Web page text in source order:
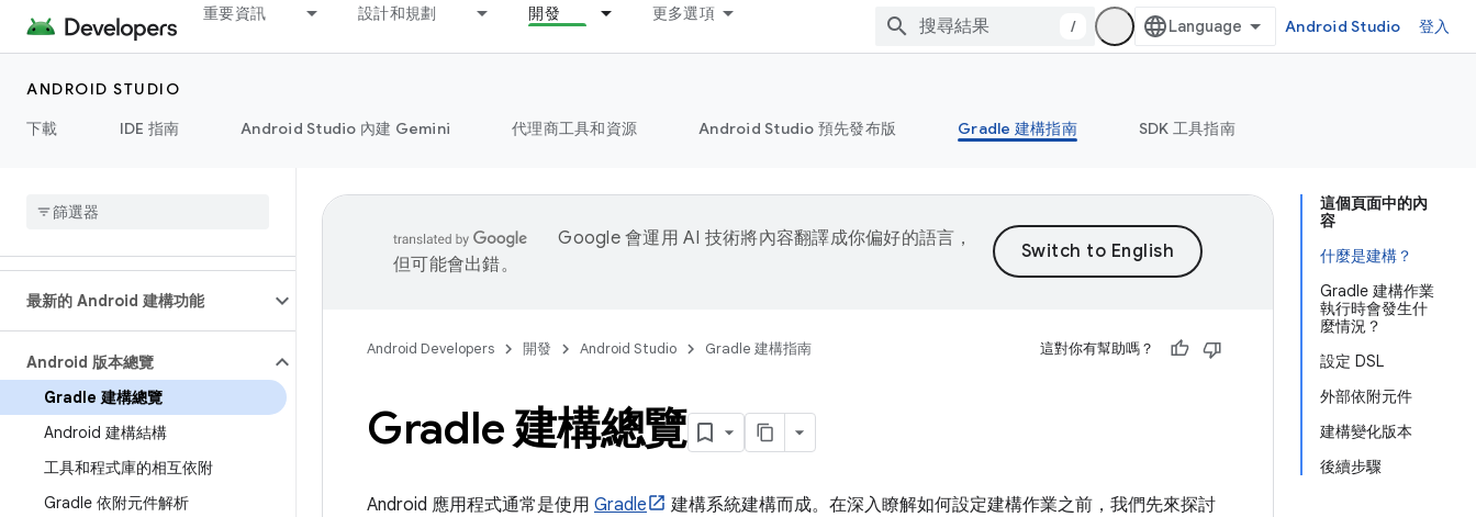
重要資訊 設計和規劃 開發 更多選項
/ Android Studio 登入
ANDROID STUDIO
下載
IDE 指南 Android Studio 內建 Gemini 代理商工具和資源 Android Studio 預先發布版 Gradle 建構指南 SDK 工具指南
最新的 Android 建構功能
Android 版本總覽
Gradle 建構總覽
Android 建構結構
工具和程式庫的相互依附
Gradle 依附元件解析
這個頁面中的內
容
什麼是建構？
Gradle 建構作業
執行時會發生什
麼情況？
設定 DSL
外部依附元件
建構變化版本
後續步驟
Google 會運用 AI 技術將內容翻譯成你偏好的語言，
但可能會出錯。
Android Developers 開發 Android Studio Gradle 建構指南 這對你有幫助嗎？
Gradle 建構總覽
Android 應用程式通常是使用 Gradle
建構系統建構而成。在深入瞭解如何設定建構作業之前，我們先來探討